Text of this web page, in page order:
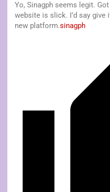
Yo, Sinagph seems legit.
website is slick. I’d say give
new platform.sinagph